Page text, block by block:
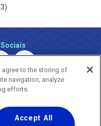
agree to the storing of
navigation, analyze
efforts.
Accept All